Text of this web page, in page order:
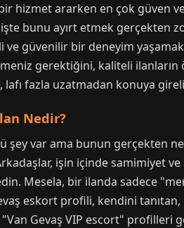
hizmet ararken en çok güven
bunu ayırt etmek gerçekten
ve güvenilir bir deneyim
gerektiğini, kaliteli
lafı fazla uzatmadan konuya
Nedir?
var ama bunun gerçekten
işin içinde samimiyet ve
Mesela, bir ilanda sadece
eskort profili, kendini
Gevaş VIP escort" profilleri